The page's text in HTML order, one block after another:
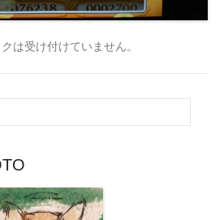
は受け付けていません。